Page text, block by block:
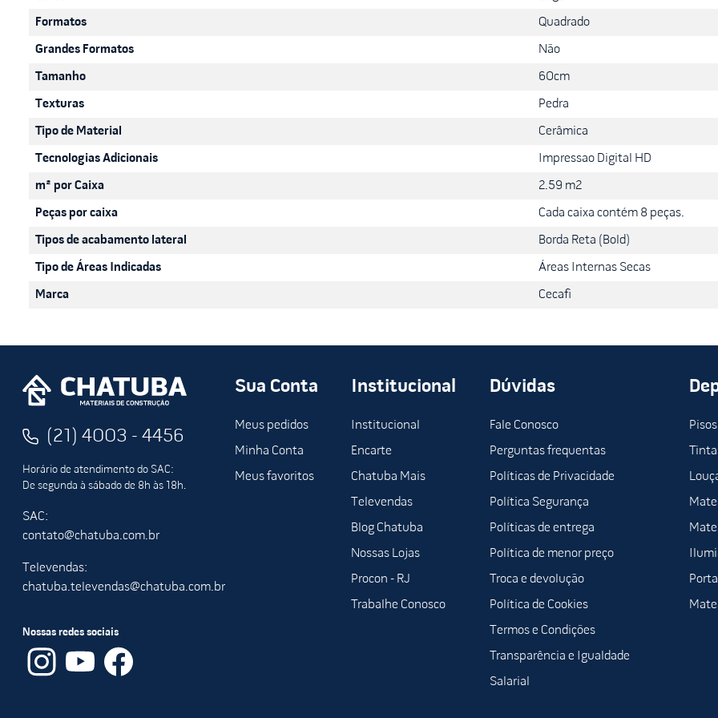
Para garantir a melhor performance, a instalação deve ser feita utilizando argamassa adequada para cerâmicas internas,
proteção contra impactos severos são fundamentais para prolongar a vida útil e a beleza do seu revestimento Cecafi.
Formatos Quadrado
Grandes Formatos Não
Tamanho 60cm
Texturas Pedra
Tipo de Material Cerâmica
Tecnologias Adicionais Impressao Digital HD
m² por Caixa 2.59 m2
Peças por caixa Cada caixa contém 8 peças.
Tipos de acabamento lateral Borda Reta (Bold)
Tipo de Áreas Indicadas Áreas Internas Secas
Marca Cecafi
(21) 4003 - 4456
Horário de atendimento do SAC:
De segunda à sábado de 8h às 18h.
SAC:
contato@chatuba.com.br
Televendas:
chatuba.televendas@chatuba.com.br
Nossas redes sociais
Sua Conta
Meus pedidos
Minha Conta
Meus favoritos
Institucional
Institucional
Encarte
Chatuba Mais
Televendas
Blog Chatuba
Nossas Lojas
Procon - RJ
Trabalhe Conosco
Dúvidas
Fale Conosco
Perguntas frequentas
Políticas de Privacidade
Política Segurança
Políticas de entrega
Política de menor preço
Troca e devolução
Política de Cookies
Termos e Condições
Transparência e Igualdade
Salarial